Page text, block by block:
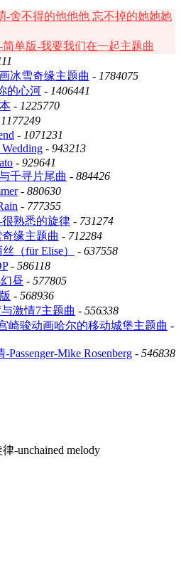
-舍不得的他他他 忘不掉的她她她
单版-我要我们在一起主题曲
冰雪奇缘主题曲 - 1784075
的心河 - 1406441
- 1225770
1177249
- 1071231
- 943213
- 929641
千寻片尾曲 - 884426
- 880630
- 777355
很熟悉的旋律 - 731274
缘主题曲 - 712284
（für Elise） - 637558
- 586118
昼 - 577805
- 568936
与激情7主题曲 - 556338
崎骏动画哈尔的移动城堡主题曲 -
Mike Rosenberg - 546838
-unchained melody